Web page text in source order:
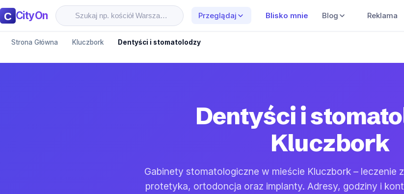
CityOn Przeglądaj Blisko mnie Blog Reklama
Strona Główna Kluczbork Dentyści i stomatolodzy
Dentyści i
Kluczbork
Gabinety stomatologiczne w mieście Kluczbork – leczenie
protetyka, ortodoncja oraz implanty. Adresy, godziny i